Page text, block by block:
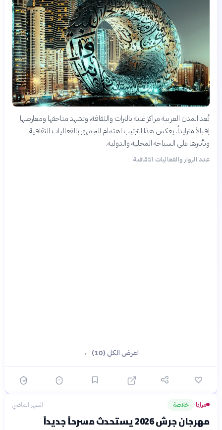
تُعد المدن العربية مراكز غنية بالتراث والثقافة، وتشهد متاحفها ومعارضها
إقبالاً متزايداً. يعكس هذا الترتيب اهتمام الجمهور بالفعاليات الثقافية
وتأثيرها على السياحة المحلية والدولية.
عدد الزوار والفعاليات الثقافية
اعرض الكل (10) ←
مرايا› خلاصة الشهر الماضي
مهرجان جرش 2026 يستحدث مسرحاً جديداً